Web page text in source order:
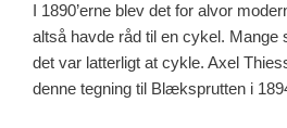
I 1890’erne blev det for alvor
altså havde råd til en cykel. Mange
det var latterligt at cykle. Axel
denne tegning til Blæksprutten i